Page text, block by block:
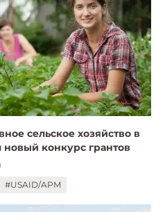
сельское хозяйство в
конкурс грантов
#USAID/APM